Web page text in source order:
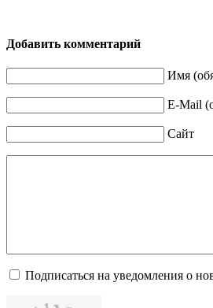
Добавить комментарий
Имя
E-Mail
Сайт
Подписаться на уведомления о